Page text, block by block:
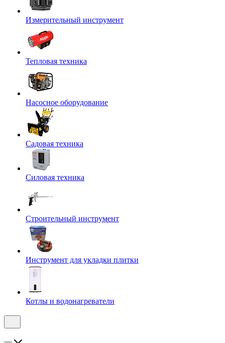
Измерительный инструмент
Тепловая техника
Насосное оборудование
Садовая техника
Силовая техника
Строительный инструмент
Инструмент для укладки плитки
Котлы и водонагреватели